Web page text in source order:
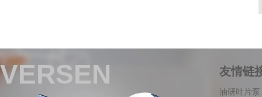
VERSEN 友情链
油研叶片泵